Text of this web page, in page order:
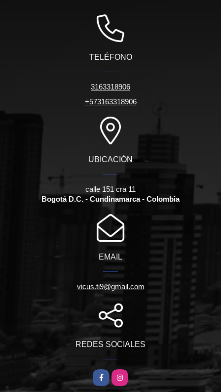
TELÉFONO
3163318906
+573163318906
UBICACIÓN
calle 151 cra 11
Bogotá D.C. - Cundinamarca - Colombia
EMAIL
vicus.ti9@gmail.com
REDES SOCIALES
FacebookInstagram